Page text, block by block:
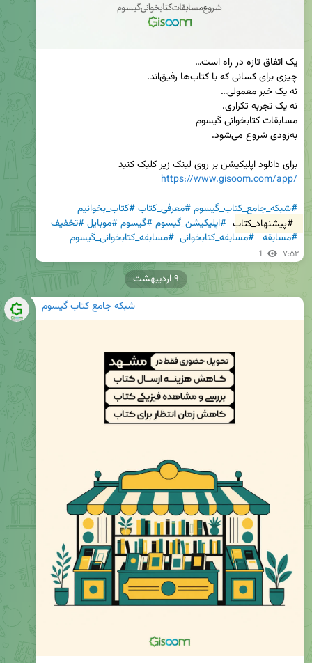
برای دانلود اپلیکیشن بر روی لینک زیر کلیک کنید
https://www.gisoom.com/app/
#شبکه_جامع_کتاب_گیسوم#معرفی_کتاب#کتاب_بخوانیم
#پیشنهاد_کتاب #اپلیکیشن_گیسوم#گیسوم#موبایل#تخفیف
#مسابقه #مسابقه_کتابخوانی #مسابقه_کتابخوانی_گیسوم
1 ۷:۵۲
شبکه جامع کتاب گیسوم
۹ اردیبهشت